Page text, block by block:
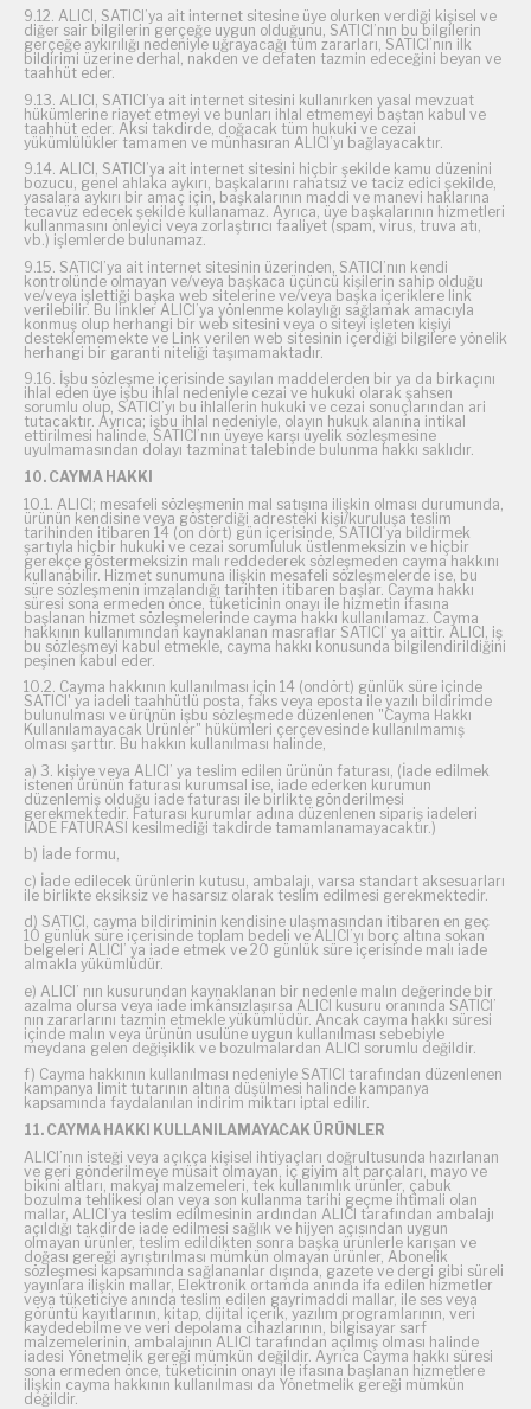
9.12. ALICI, SATICI’ya ait internet sitesine üye olurken verdiği kişisel ve
diğer sair bilgilerin gerçeğe uygun olduğunu, SATICI’nın bu bilgilerin
gerçeğe aykırılığı nedeniyle uğrayacağı tüm zararları, SATICI’nın ilk
bildirimi üzerine derhal, nakden ve defaten tazmin edeceğini beyan ve
taahhüt eder.
9.13. ALICI, SATICI’ya ait internet sitesini kullanırken yasal mevzuat
hükümlerine riayet etmeyi ve bunları ihlal etmemeyi baştan kabul ve
taahhüt eder. Aksi takdirde, doğacak tüm hukuki ve cezai
yükümlülükler tamamen ve münhasıran ALICI’yı bağlayacaktır.
9.14. ALICI, SATICI’ya ait internet sitesini hiçbir şekilde kamu düzenini
bozucu, genel ahlaka aykırı, başkalarını rahatsız ve taciz edici şekilde,
yasalara aykırı bir amaç için, başkalarının maddi ve manevi haklarına
tecavüz edecek şekilde kullanamaz. Ayrıca, üye başkalarının hizmetleri
kullanmasını önleyici veya zorlaştırıcı faaliyet (spam, virus, truva atı,
vb.) işlemlerde bulunamaz.
9.15. SATICI’ya ait internet sitesinin üzerinden, SATICI’nın kendi
kontrolünde olmayan ve/veya başkaca üçüncü kişilerin sahip olduğu
ve/veya işlettiği başka web sitelerine ve/veya başka içeriklere link
verilebilir. Bu linkler ALICI’ya yönlenme kolaylığı sağlamak amacıyla
konmuş olup herhangi bir web sitesini veya o siteyi işleten kişiyi
desteklememekte ve Link verilen web sitesinin içerdiği bilgilere yönelik
herhangi bir garanti niteliği taşımamaktadır.
9.16. İşbu sözleşme içerisinde sayılan maddelerden bir ya da birkaçını
ihlal eden üye işbu ihlal nedeniyle cezai ve hukuki olarak şahsen
sorumlu olup, SATICI’yı bu ihlallerin hukuki ve cezai sonuçlarından ari
tutacaktır. Ayrıca; işbu ihlal nedeniyle, olayın hukuk alanına intikal
ettirilmesi halinde, SATICI’nın üyeye karşı üyelik sözleşmesine
uyulmamasından dolayı tazminat talebinde bulunma hakkı saklıdır.
10. CAYMA HAKKI
10.1. ALICI; mesafeli sözleşmenin mal satışına ilişkin olması durumunda,
ürünün kendisine veya gösterdiği adresteki kişi/kuruluşa teslim
tarihinden itibaren 14 (on dört) gün içerisinde, SATICI’ya bildirmek
şartıyla hiçbir hukuki ve cezai sorumluluk üstlenmeksizin ve hiçbir
gerekçe göstermeksizin malı reddederek sözleşmeden cayma hakkını
kullanabilir. Hizmet sunumuna ilişkin mesafeli sözleşmelerde ise, bu
süre sözleşmenin imzalandığı tarihten itibaren başlar. Cayma hakkı
süresi sona ermeden önce, tüketicinin onayı ile hizmetin ifasına
başlanan hizmet sözleşmelerinde cayma hakkı kullanılamaz. Cayma
hakkının kullanımından kaynaklanan masraflar SATICI’ ya aittir. ALICI, iş
bu sözleşmeyi kabul etmekle, cayma hakkı konusunda bilgilendirildiğini
peşinen kabul eder.
10.2. Cayma hakkının kullanılması için 14 (ondört) günlük süre içinde
SATICI' ya iadeli taahhütlü posta, faks veya eposta ile yazılı bildirimde
bulunulması ve ürünün işbu sözleşmede düzenlenen "Cayma Hakkı
Kullanılamayacak Ürünler" hükümleri çerçevesinde kullanılmamış
olması şarttır. Bu hakkın kullanılması halinde,
a) 3. kişiye veya ALICI’ ya teslim edilen ürünün faturası, (İade edilmek
istenen ürünün faturası kurumsal ise, iade ederken kurumun
düzenlemiş olduğu iade faturası ile birlikte gönderilmesi
gerekmektedir. Faturası kurumlar adına düzenlenen sipariş iadeleri
İADE FATURASI kesilmediği takdirde tamamlanamayacaktır.)
b) İade formu,
c) İade edilecek ürünlerin kutusu, ambalajı, varsa standart aksesuarları
ile birlikte eksiksiz ve hasarsız olarak teslim edilmesi gerekmektedir.
d) SATICI, cayma bildiriminin kendisine ulaşmasından itibaren en geç
10 günlük süre içerisinde toplam bedeli ve ALICI’yı borç altına sokan
belgeleri ALICI’ ya iade etmek ve 20 günlük süre içerisinde malı iade
almakla yükümlüdür.
e) ALICI’ nın kusurundan kaynaklanan bir nedenle malın değerinde bir
azalma olursa veya iade imkânsızlaşırsa ALICI kusuru oranında SATICI’
nın zararlarını tazmin etmekle yükümlüdür. Ancak cayma hakkı süresi
içinde malın veya ürünün usulüne uygun kullanılması sebebiyle
meydana gelen değişiklik ve bozulmalardan ALICI sorumlu değildir.
f) Cayma hakkının kullanılması nedeniyle SATICI tarafından düzenlenen
kampanya limit tutarının altına düşülmesi halinde kampanya
kapsamında faydalanılan indirim miktarı iptal edilir.
11. CAYMA HAKKI KULLANILAMAYACAK ÜRÜNLER
ALICI’nın isteği veya açıkça kişisel ihtiyaçları doğrultusunda hazırlanan
ve geri gönderilmeye müsait olmayan, iç giyim alt parçaları, mayo ve
bikini altları, makyaj malzemeleri, tek kullanımlık ürünler, çabuk
bozulma tehlikesi olan veya son kullanma tarihi geçme ihtimali olan
mallar, ALICI’ya teslim edilmesinin ardından ALICI tarafından ambalajı
açıldığı takdirde iade edilmesi sağlık ve hijyen açısından uygun
olmayan ürünler, teslim edildikten sonra başka ürünlerle karışan ve
doğası gereği ayrıştırılması mümkün olmayan ürünler, Abonelik
sözleşmesi kapsamında sağlananlar dışında, gazete ve dergi gibi süreli
yayınlara ilişkin mallar, Elektronik ortamda anında ifa edilen hizmetler
veya tüketiciye anında teslim edilen gayrimaddi mallar, ile ses veya
görüntü kayıtlarının, kitap, dijital içerik, yazılım programlarının, veri
kaydedebilme ve veri depolama cihazlarının, bilgisayar sarf
malzemelerinin, ambalajının ALICI tarafından açılmış olması halinde
iadesi Yönetmelik gereği mümkün değildir. Ayrıca Cayma hakkı süresi
sona ermeden önce, tüketicinin onayı ile ifasına başlanan hizmetlere
ilişkin cayma hakkının kullanılması da Yönetmelik gereği mümkün
değildir.